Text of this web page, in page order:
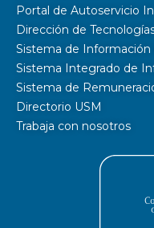
Portal de Autoservicio
Dirección de
Sistema de
Sistema Integrado de
Sistema de
Directorio USM
Trabaja con nosotros